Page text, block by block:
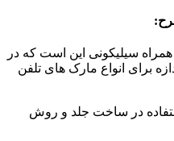
سیلیکونی این است که در
برای انواع مارک های تلفن
در ساخت جلد و روش